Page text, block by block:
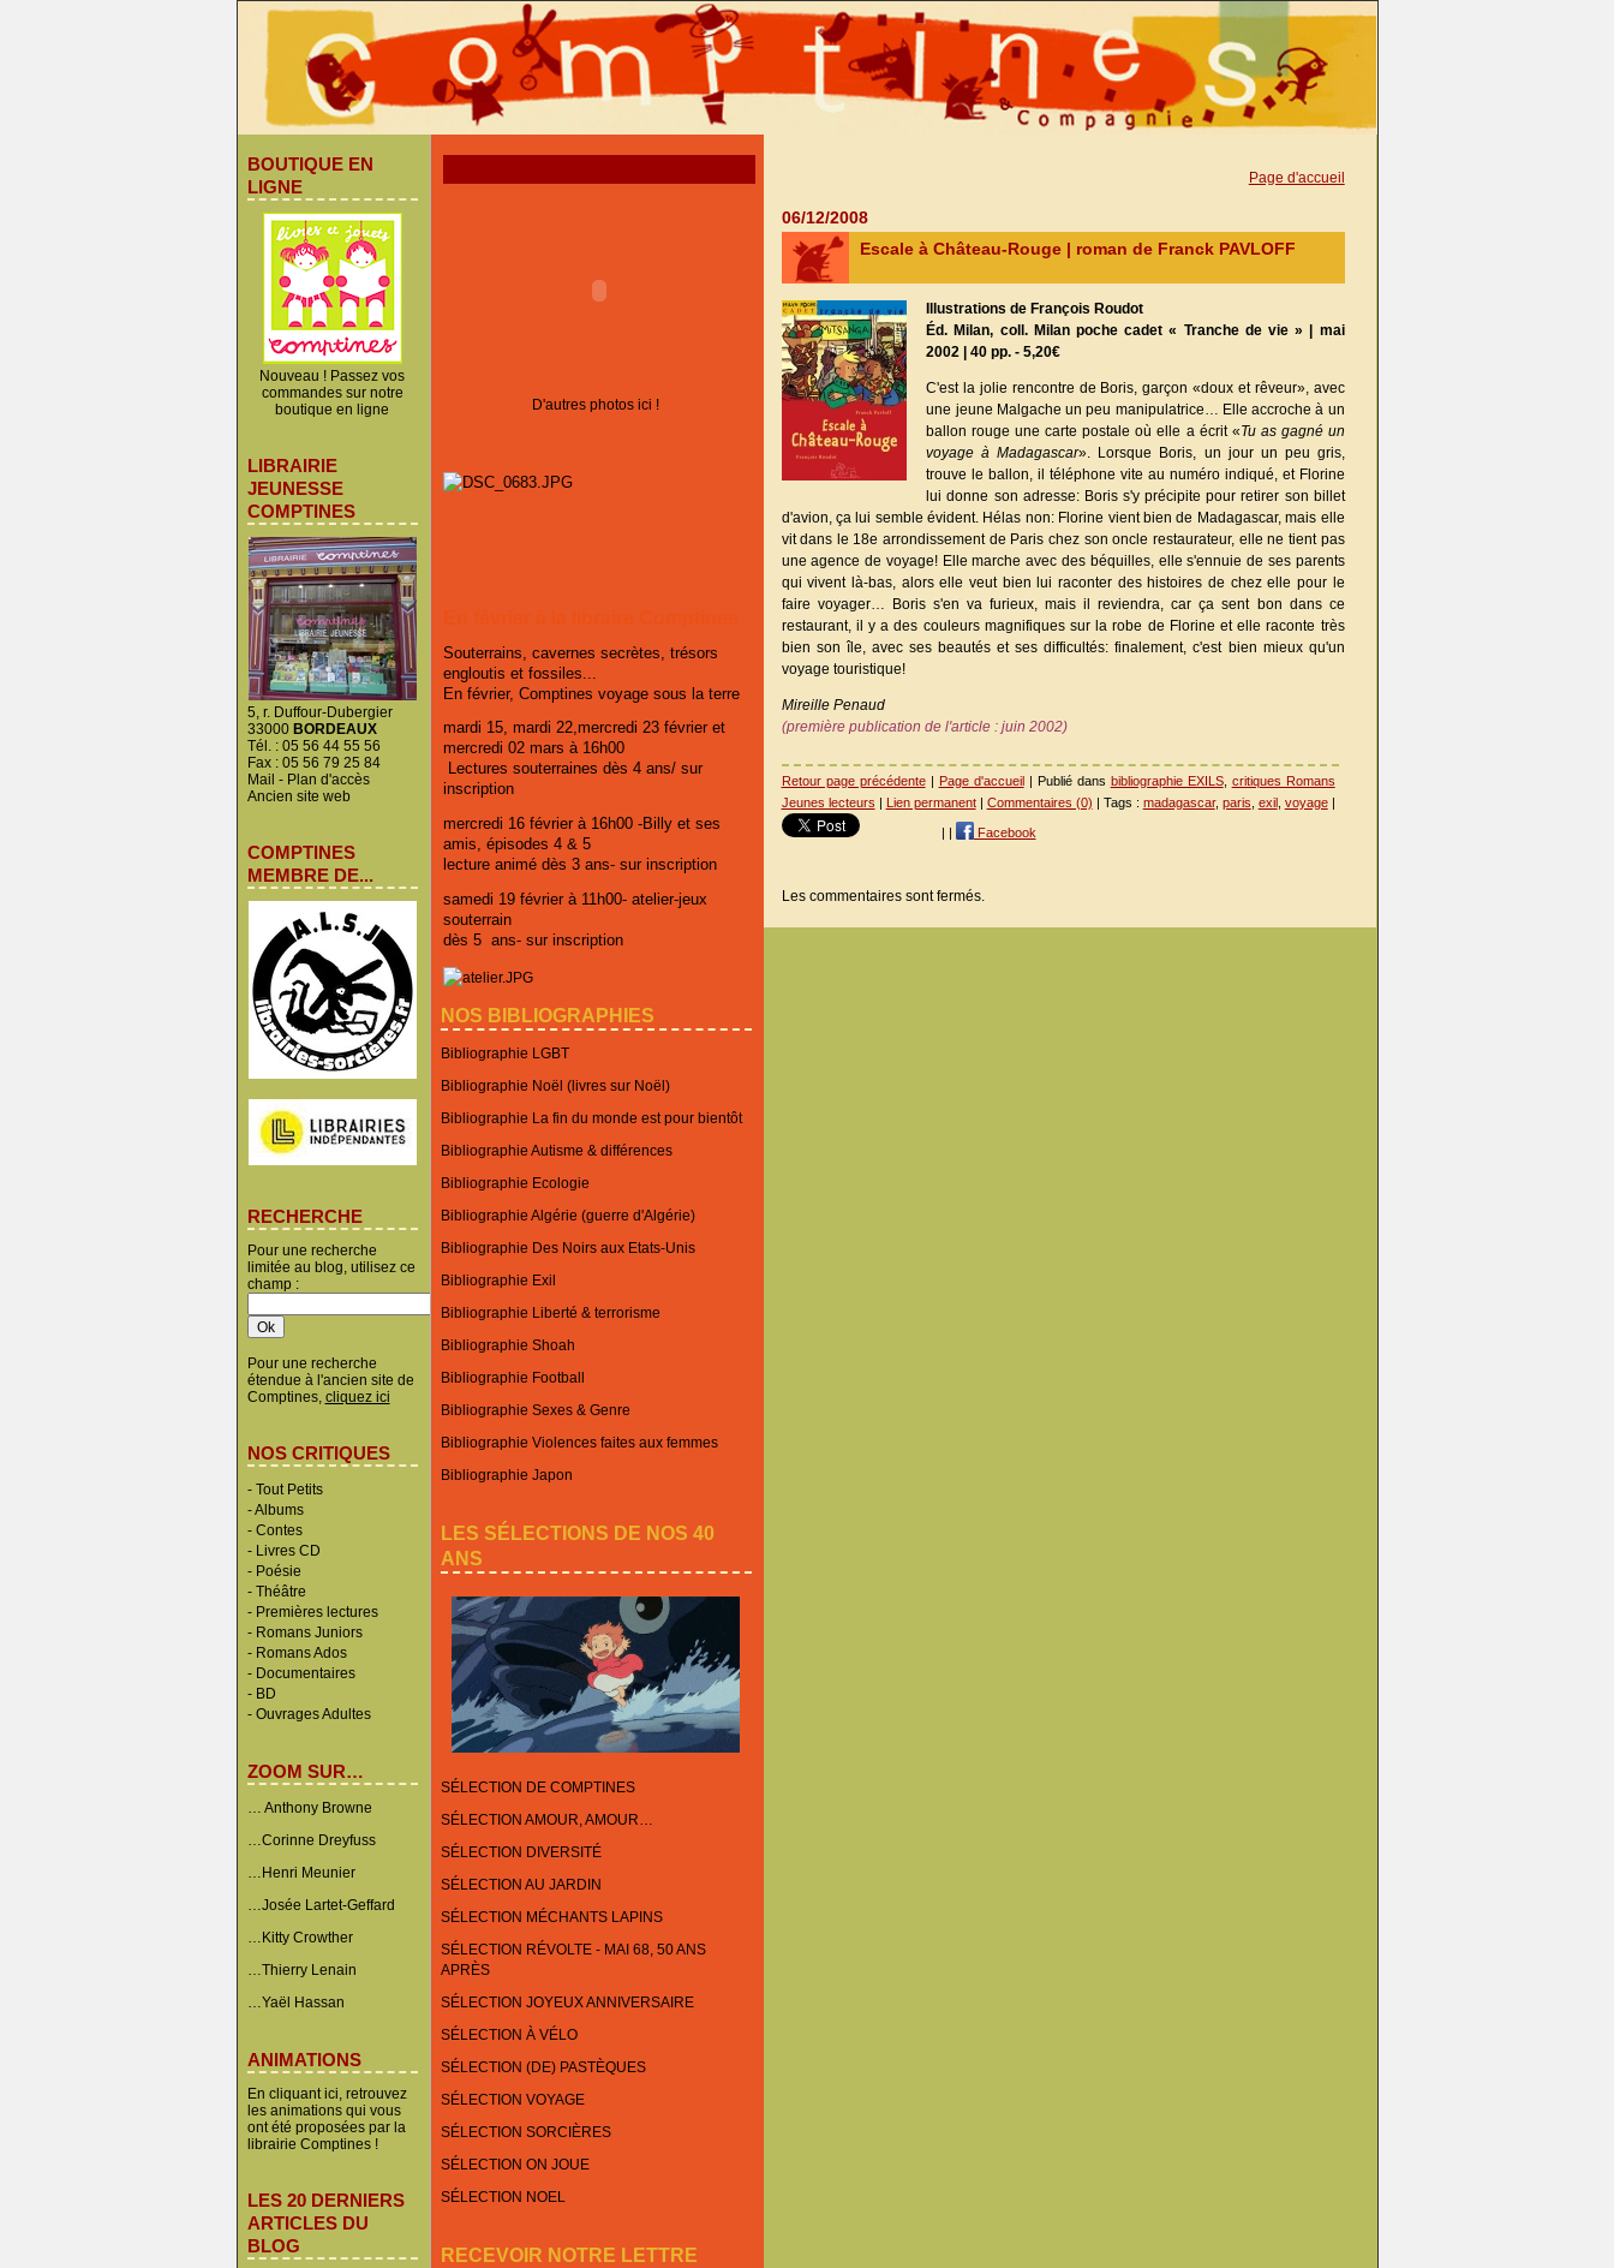
BOUTIQUE EN
LIGNE
Nouveau ! Passez vos
commandes sur notre
boutique en ligne
LIBRAIRIE
JEUNESSE
COMPTINES
5, r. Duffour-Dubergier
33000 BORDEAUX
Tél. : 05 56 44 55 56
Fax : 05 56 79 25 84
Mail - Plan d'accès
Ancien site web
COMPTINES
MEMBRE DE...
RECHERCHE
Pour une recherche
limitée au blog, utilisez ce
champ :
Pour une recherche
étendue à l'ancien site de
Comptines, cliquez ici
NOS CRITIQUES
- Tout Petits
-Albums
- Contes
- Livres CD
- Poésie
- Théâtre
- Premières lectures
- Romans Juniors
- Romans Ados
- Documentaires
- BD
- Ouvrages Adultes
ZOOM SUR…
… Anthony Browne
…Corinne Dreyfuss
…Henri Meunier
…Josée Lartet-Geffard
…Kitty Crowther
…Thierry Lenain
…Yaël Hassan
ANIMATIONS
En cliquant ici, retrouvez
les animations qui vous
ont été proposées par la
librairie Comptines !
LES 20 DERNIERS
ARTICLES DU
BLOG
D'autres photos ici !
Souterrains, cavernes secrètes, trésors
engloutis et fossiles...
En février, Comptines voyage sous la terre
mardi 15, mardi 22,mercredi 23 février et
mercredi 02 mars à 16h00
Lectures souterraines dès 4 ans/ sur
inscription
mercredi 16 février à 16h00 -Billy et ses
amis, épisodes 4 & 5
lecture animé dès 3 ans- sur inscription
samedi 19 février à 11h00- atelier-jeux
souterrain
dès 5 ans- sur inscription
NOS BIBLIOGRAPHIES
Bibliographie LGBT
Bibliographie Noël (livres sur Noël)
Bibliographie La fin du monde est pour bientôt
Bibliographie Autisme & différences
Bibliographie Ecologie
Bibliographie Algérie (guerre d'Algérie)
Bibliographie Des Noirs aux Etats-Unis
Bibliographie Exil
Bibliographie Liberté & terrorisme
Bibliographie Shoah
Bibliographie Football
Bibliographie Sexes & Genre
Bibliographie Violences faites aux femmes
Bibliographie Japon
LES SÉLECTIONS DE NOS 40
ANS
SÉLECTION DE COMPTINES
SÉLECTION AMOUR, AMOUR…
SÉLECTION DIVERSITÉ
SÉLECTION AU JARDIN
SÉLECTION MÉCHANTS LAPINS
SÉLECTION RÉVOLTE - MAI 68, 50 ANS
APRÈS
SÉLECTION JOYEUX ANNIVERSAIRE
SÉLECTION À VÉLO
SÉLECTION (DE) PASTÈQUES
SÉLECTION VOYAGE
SÉLECTION SORCIÈRES
SÉLECTION ON JOUE
SÉLECTION NOEL
RECEVOIR NOTRE LETTRE
Page d'accueil
06/12/2008
Escale à Château-Rouge | roman de Franck PAVLOFF
Illustrations de François Roudot
Éd. Milan, coll. Milan poche cadet « Tranche de vie » | mai
2002 | 40 pp. - 5,20€
C'est la jolie rencontre de Boris, garçon «doux et rêveur», avec
une jeune Malgache un peu manipulatrice… Elle accroche à un
ballon rouge une carte postale où elle a écrit «Tu as gagné un
voyage à Madagascar». Lorsque Boris, un jour un peu gris,
trouve le ballon, il téléphone vite au numéro indiqué, et Florine
lui donne son adresse: Boris s'y précipite pour retirer son billet
d'avion, ça lui semble évident. Hélas non: Florine vient bien de Madagascar, mais elle
vit dans le 18e arrondissement de Paris chez son oncle restaurateur, elle ne tient pas
une agence de voyage! Elle marche avec des béquilles, elle s'ennuie de ses parents
qui vivent là-bas, alors elle veut bien lui raconter des histoires de chez elle pour le
faire voyager… Boris s'en va furieux, mais il reviendra, car ça sent bon dans ce
restaurant, il y a des couleurs magnifiques sur la robe de Florine et elle raconte très
bien son île, avec ses beautés et ses difficultés: finalement, c'est bien mieux qu'un
voyage touristique!
Mireille Penaud
(première publication de l'article : juin 2002)
Retour page précédente| Page d'accueil| Publié dans bibliographie EXILS, critiques Romans
Jeunes lecteurs | Lien permanent| Commentaires (0) | Tags : madagascar, paris exil, voyage|
| | Facebook
Les commentaires sont fermés.